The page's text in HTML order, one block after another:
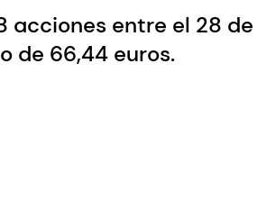
acciones entre el 28
de 66,44 euros.